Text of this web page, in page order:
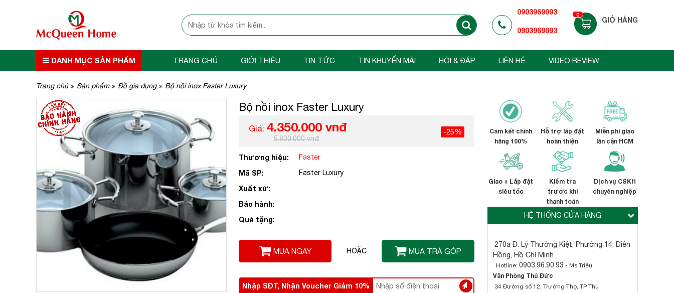
0903969093
0903969093
0
GIỎ HÀNG
DANH MỤC SẢN PHẨM TRANG CHỦ GIỚI THIỆU TIN TỨC TIN KHUYẾN MÃI HỎI & ĐÁP LIÊN HỆ VIDEO REVIEW
Trang chủ Sản phẩm Đồ gia dụng Bộ nồi inox Faster Luxury
Bộ nồi inox Faster Luxury
Giá: 4.350.000 vnđ
5.800.000 vnđ
-25%
Thương hiệu: Faster
Mã SP: Faster Luxury
Xuất xứ:
Bảo hành:
Quà tặng:
MUA NGAY HOẶC MUA TRẢ GÓP
Nhập SĐT, Nhận Voucher Giảm 10%
Cam kết chính
hãng 100%
Hỗ trợ lắp đặt
hoàn thiện
Miễn phí giao
lân cận HCM
Giao + Lắp đặt
siêu tốc
Kiểm tra
trước khi
thanh toán
Dịch vụ CSKH
chuyên nghiệp
HỆ THỐNG CỬA HÀNG
270a Đ. Lý Thường Kiệt, Phường 14, Diên
Hồng, Hồ Chí Minh
Hotline: 0903.96.90.93 - Ms Triều
Văn Phòng Thủ Đức
34 Đường số 12, Trường Thọ, TP Thủ